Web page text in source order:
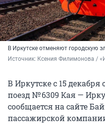
В Иркутске отменяют городскую
Источник: Ксения Филимонова /
В Иркутске с 15
поезд № 6309 Кая —
сообщается на сайте
пассажирской